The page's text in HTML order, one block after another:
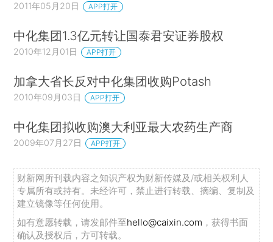
2011年05月20日 APP打开
中化集团1.3亿元转让国泰君安证券股权
2010年12月01日 APP打开
加拿大省长反对中化集团收购Potash
2010年09月03日 APP打开
中化集团拟收购澳大利亚最大农药生产商
2009年07月27日 APP打开
财新网所刊载内容之知识产权为财新传媒及/或相关权利人
专属所有或持有。未经许可，禁止进行转载、摘编、复制及
建立镜像等任何使用。
如有意愿转载，请发邮件至hello@caixin.com ，获得书面
确认及授权后，方可转载。